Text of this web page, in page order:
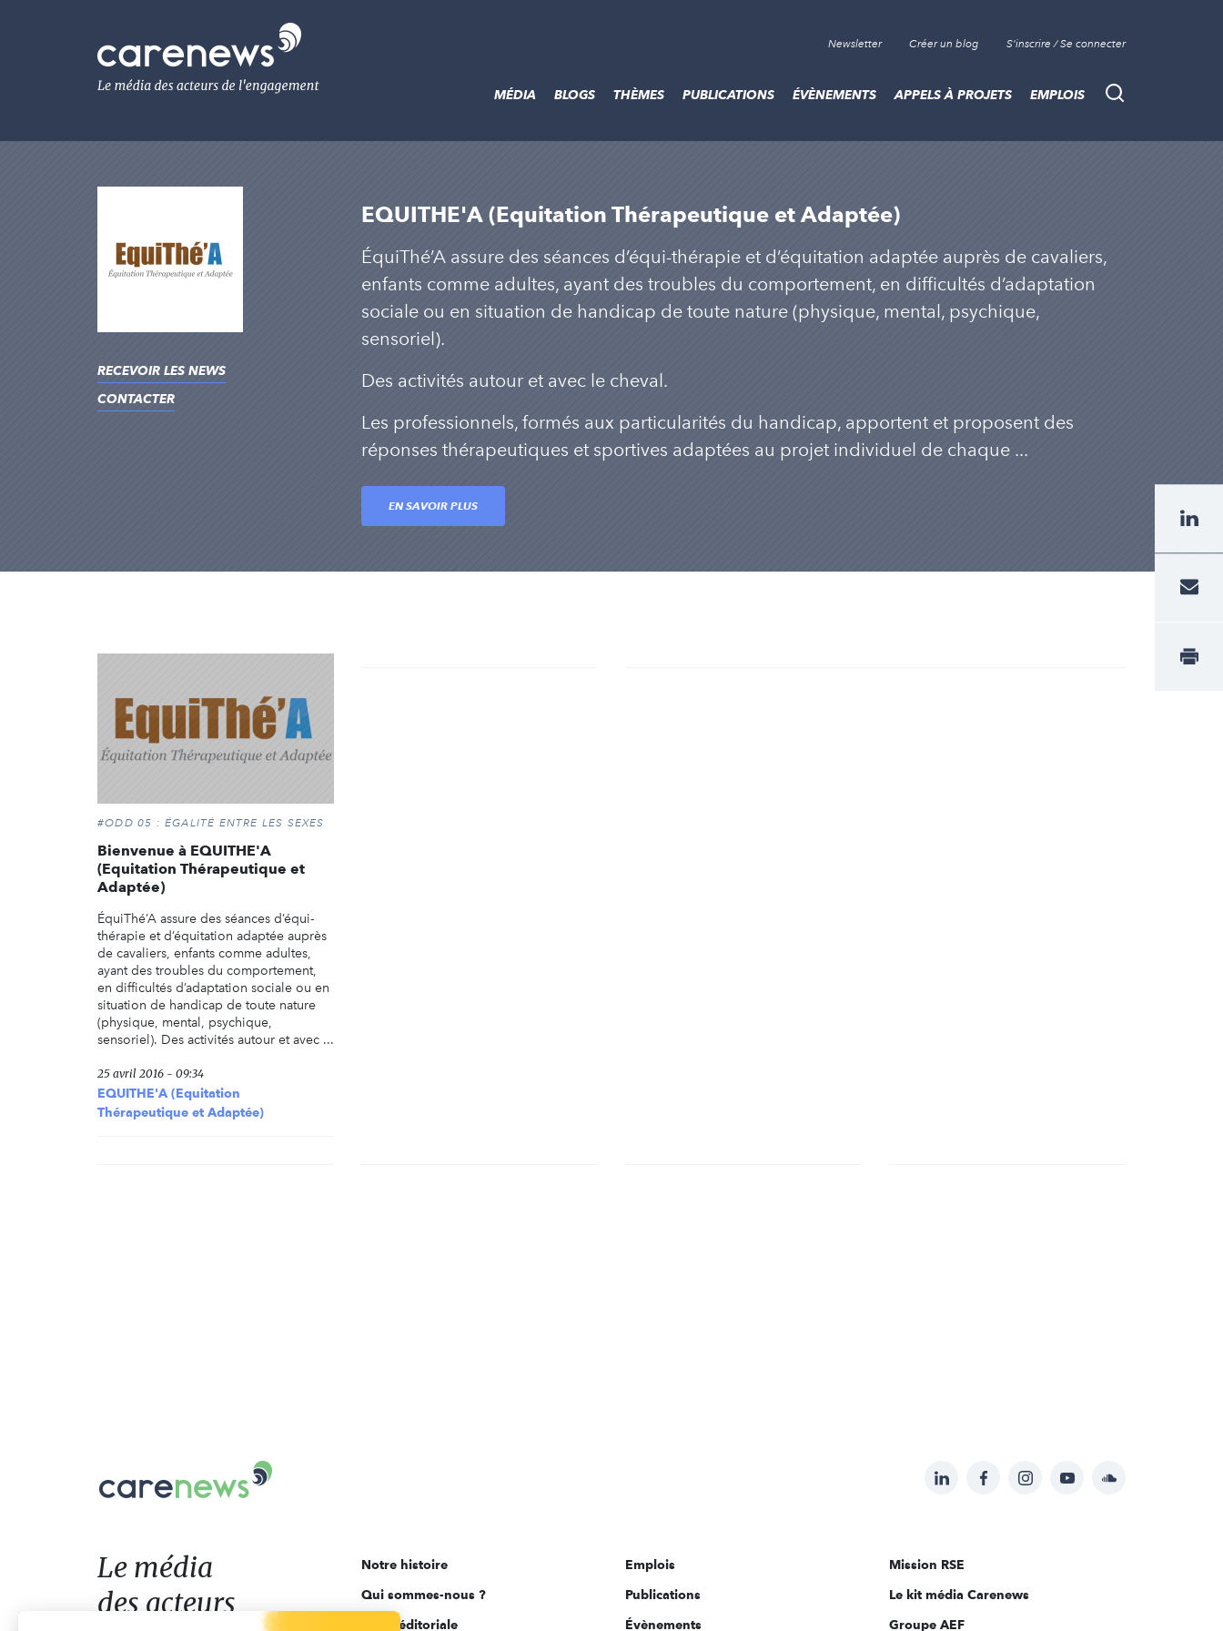
Le
média
de
Newsletter Créer un blog S'inscrire / Se connecter
Recherche
MÉDIA BLOGS THÈMES PUBLICATIONS ÉVÈNEMENTS APPELS À PROJETS EMPLOIS
RECEVOIR LES NEWS
CONTACTER
EQUITHE'A (Equitation Thérapeutique et Adaptée)
ÉquiThé’A assure des séances d’équi-thérapie et d’équitation adaptée auprès de cavaliers,
enfants comme adultes, ayant des troubles du comportement, en difficultés d’adaptation
sociale ou en situation de handicap de toute nature (physique, mental, psychique,
sensoriel).
Des activités autour et avec le cheval.
Les professionnels, formés aux particularités du handicap, apportent et proposent des
réponses thérapeutiques et sportives adaptées au projet individuel de chaque ...
EN SAVOIR PLUS
#ODD 05 : ÉGALITÉ ENTRE LES SEXES
Bienvenue à EQUITHE'A
(Equitation Thérapeutique et
Adaptée)
ÉquiThé’A assure des séances d’équi-
thérapie et d’équitation adaptée auprès
de cavaliers, enfants comme adultes,
ayant des troubles du comportement,
en difficultés d’adaptation sociale ou en
situation de handicap de toute nature
(physique, mental, psychique,
sensoriel). Des activités autour et avec ...
25 avril 2016 - 09:34
EQUITHE'A (Equitation
Thérapeutique et Adaptée)
Suivez-
sur:
LinkedInFacebookInstagramYouTubeSoundcloud
Le
acteurs
de
l'engagement
Le média
des acteurs
Notre histoire
Qui sommes-nous ?
Ligne éditoriale
Emplois
Publications
Évènements
Mission RSE
Le kit média Carenews
Groupe AEF